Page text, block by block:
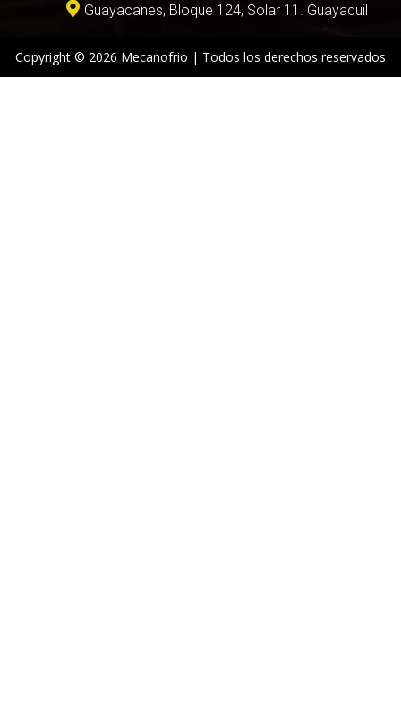
Guayacanes, Bloque 124, Solar 11. Guayaquil
Copyright © 2026 Mecanofrio | Todos los derechos reservados